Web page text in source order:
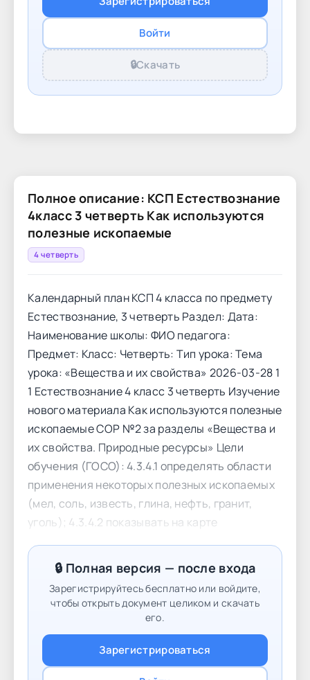
Войти
🔒Скачать
Полное описание: КСП Естествознание
4класс 3 четверть Как используются
полезные ископаемые
4 четверть
Календарный план КСП 4 класса по предмету
Естествознание, 3 четверть Раздел: Дата:
Наименование школы: ФИО педагога:
Предмет: Класс: Четверть: Тип урока: Тема
урока: «Вещества и их свойства» 2026-03-28 1
1 Естествознание 4 класс 3 четверть Изучение
нового материала Как используются полезные
ископаемые СОР №2 за разделы «Вещества и
их свойства. Природные ресурсы» Цели
обучения (ГОСО): 4.3.4.1 определять области
применения некоторых полезных ископаемых
(мел, соль, известь, глина, нефть, гранит,
уголь); 4.3.4.2 показывать на карте
ископаемых Казахстана и предлагать пути
сохранения и бережного использования; 4.1.2.2
представлять полученные результаты в
форме по выбору обучающегося. Интеграция
ценности: Справедливость и ответственность
Цель ценности Умение различать добро и зло,
хорошие и плохие поступки. Умение следовать
🔒 Полная версия — после входа
Зарегистрируйтесь бесплатно или войдите,
чтобы открыть документ целиком и скачать
его.
Зарегистрироваться